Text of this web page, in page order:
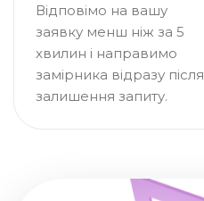
Відповімо на вашу
заявку менш ніж за 5
хвилин і направимо
замірника відразу після
залишення запиту.